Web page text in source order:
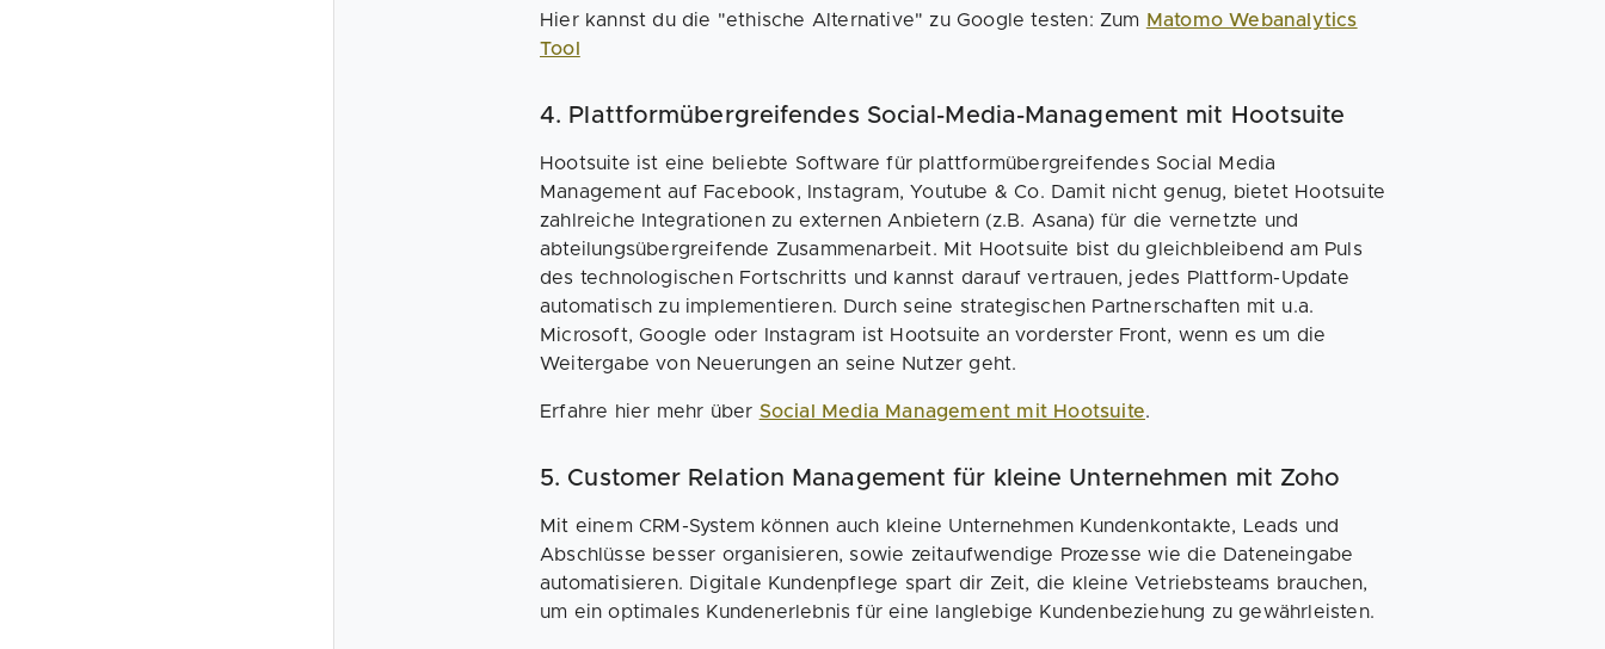
Hier kannst du die "ethische Alternative" zu Google testen: Zum
Matomo Webanalytics
Tool
4. Plattformübergreifendes Social-Media-Management mit Hootsuite
Hootsuite ist eine beliebte Software für plattformübergreifendes Social Media
Management auf Facebook, Instagram, Youtube & Co. Damit nicht genug, bietet Hootsuite
zahlreiche Integrationen zu externen Anbietern (z.B. Asana) für die vernetzte und
abteilungsübergreifende Zusammenarbeit. Mit Hootsuite bist du gleichbleibend am Puls
des technologischen Fortschritts und kannst darauf vertrauen, jedes Plattform-Update
automatisch zu implementieren. Durch seine strategischen Partnerschaften mit u.a.
Microsoft, Google oder Instagram ist Hootsuite an vorderster Front, wenn es um die
Weitergabe von Neuerungen an seine Nutzer geht.
Erfahre hier mehr über Social Media Management mit Hootsuite.
5. Customer Relation Management für kleine Unternehmen mit Zoho
Mit einem CRM-System können auch kleine Unternehmen Kundenkontakte, Leads und
Abschlüsse besser organisieren, sowie zeitaufwendige Prozesse wie die Dateneingabe
automatisieren. Digitale Kundenpflege spart dir Zeit, die kleine Vetriebsteams brauchen,
um ein optimales Kundenerlebnis für eine langlebige Kundenbeziehung zu gewährleisten.